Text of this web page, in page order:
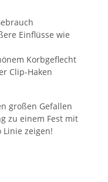
Einflüsse wie
Korbgeflecht
Clip-Haken
großen Gefallen
zu einem Fest mit
zeigen!